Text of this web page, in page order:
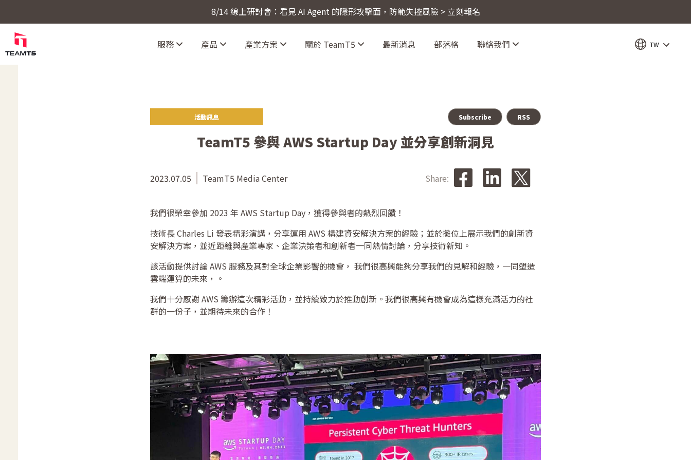
8/14 線上研討會：看見 AI Agent 的隱形攻擊面，防範失控風險 > 立刻報名
服務 產品 產業方案 關於 TeamT5 最新消息 部落格 聯絡我們 TW
活動訊息 Subscribe RSS
TeamT5 參與 AWS Startup Day 並分享創新洞見
2023.07.05 TeamT5 Media Center Share:
我們很榮幸參加 2023 年 AWS Startup Day，獲得參與者的熱烈回饋！
技術長 Charles Li 發表精彩演講，分享運用 AWS 構建資安解決方案的經驗；並於攤位上展示我們的創新資
安解決方案，並近距離與產業專家、企業決策者和創新者一同熱情討論，分享技術新知。
該活動提供討論 AWS 服務及其對全球企業影響的機會， 我們很高興能夠分享我們的見解和經驗，一同塑造
雲端運算的未來，。
我們十分感謝 AWS 籌辦這次精彩活動，並持續致力於推動創新。我們很高興有機會成為這樣充滿活力的社
群的一份子，並期待未來的合作！